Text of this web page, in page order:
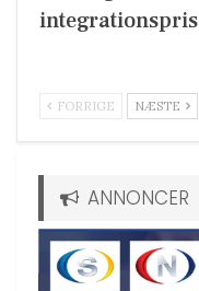
integrationspris
FORRIGE NÆSTE
ANNONCER